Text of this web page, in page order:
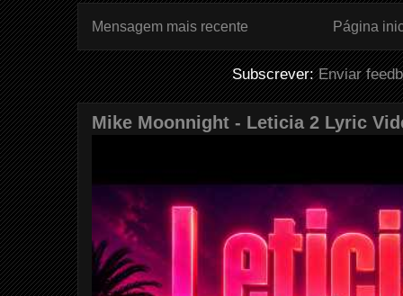
Mensagem mais recente Página
Subscrever:Enviar
Mike Moonnight - Leticia 2 Lyric